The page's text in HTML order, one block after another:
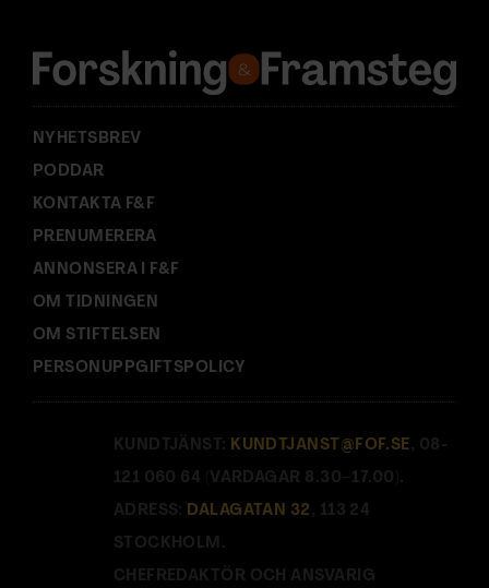
s
:
NYHETSBREV
PODDAR
KONTAKTA F&F
PRENUMERERA
ANNONSERA I F&F
OM TIDNINGEN
OM STIFTELSEN
PERSONUPPGIFTSPOLICY
KUNDTJÄNST: KUNDTJANST@FOF.SE , 08-
121 060 64 (VARDAGAR 8.30–17.00).
ADRESS: DALAGATAN 32 , 113 24
STOCKHOLM.
CHEFREDAKTÖR OCH ANSVARIG